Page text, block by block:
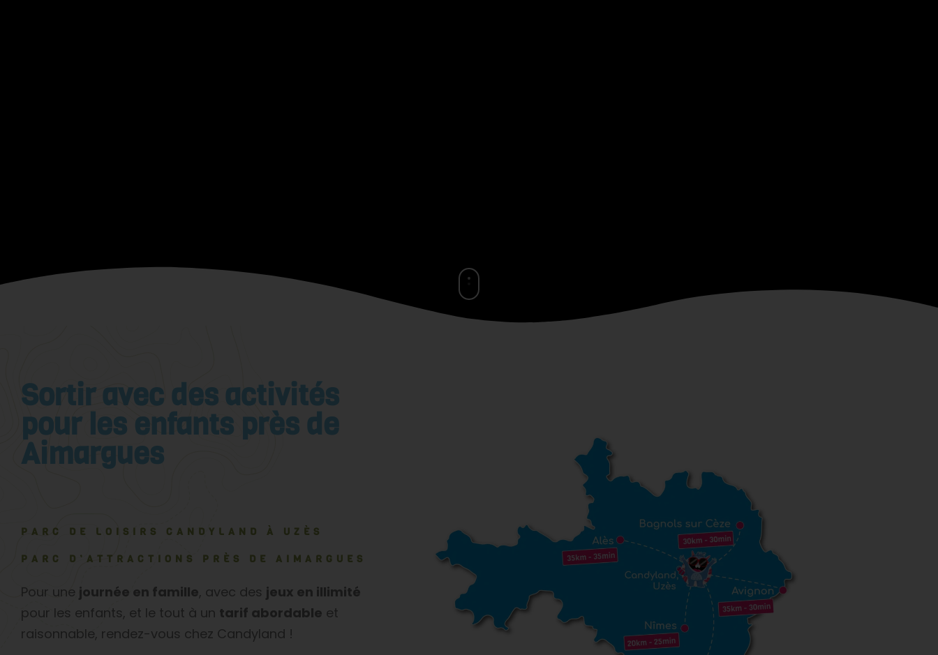
Sortir avec des activités
pour les enfants près de
Aimargues
PARC DE LOISIRS CANDYLAND À UZÈS
PARC D’ATTRACTIONS PRÈS DE AIMARGUES
Pour une journée en famille, avec des jeux en illimité
pour les enfants, et le tout à un tarif abordable et
raisonnable, rendez-vous chez Candyland !